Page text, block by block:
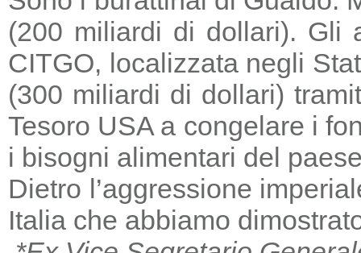
(200 miliardi di dollari). Gli
CITGO, localizzata negli
(300 miliardi di dollari)
Tesoro USA a congelare i
i bisogni alimentari del
Dietro l’aggressione
Italia che abbiamo